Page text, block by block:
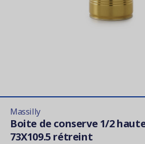
Massilly
Boite de conserve 1/2
73X109.5 rétreint